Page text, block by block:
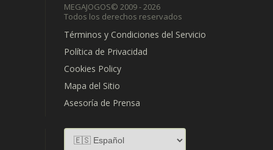
MEGAJOGOS© 2009 - 2026
Todos los derechos reservados
Términos y Condiciones del Servicio
Política de Privacidad
Cookies Policy
Mapa del Sitio
Asesoría de Prensa